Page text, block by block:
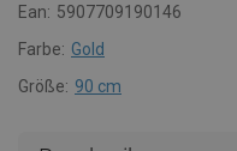
Ean: 5907709190146
Farbe: Gold
Größe: 90 cm